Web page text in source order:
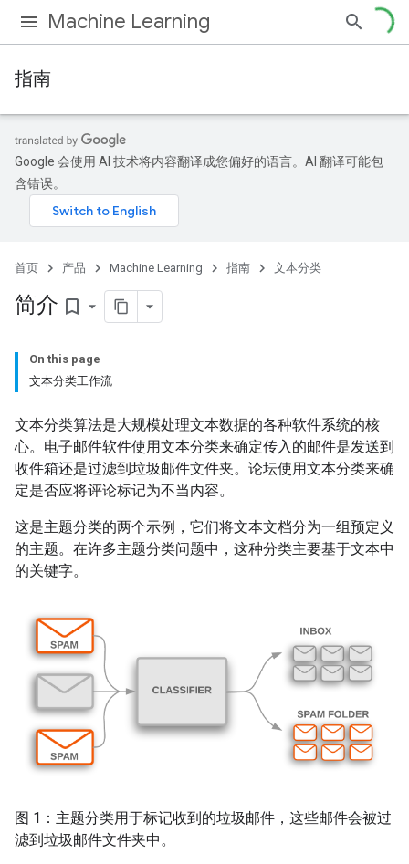
Machine Learning
指南
Google 会使用 AI 技术将内容翻译成您偏好的语言。AI 翻译可能包
含错误。
首页 产品 Machine Learning 指南 文本分类
简介 bookmark_border
On this page
文本分类工作流
文本分类算法是大规模处理文本数据的各种软件系统的核
心。电子邮件软件使用文本分类来确定传入的邮件是发送到
收件箱还是过滤到垃圾邮件文件夹。论坛使用文本分类来确
定是否应将评论标记为不当内容。
这是主题分类的两个示例，它们将文本文档分为一组预定义
的主题。在许多主题分类问题中，这种分类主要基于文本中
的关键字。
图 1：主题分类用于标记收到的垃圾邮件，这些邮件会被过
滤到垃圾邮件文件夹中。